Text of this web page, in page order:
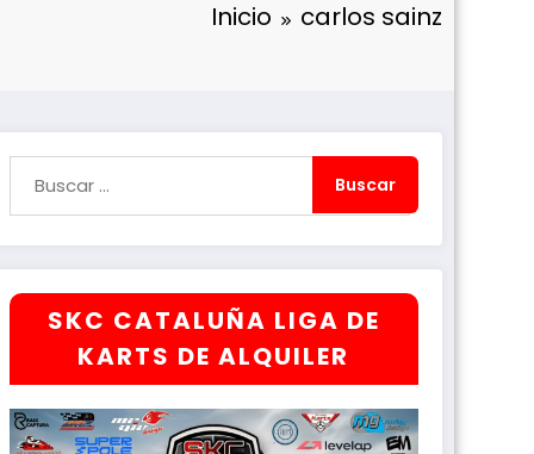
Inicio carlos sainz
SKC CATALUÑA LIGA DE
KARTS DE ALQUILER